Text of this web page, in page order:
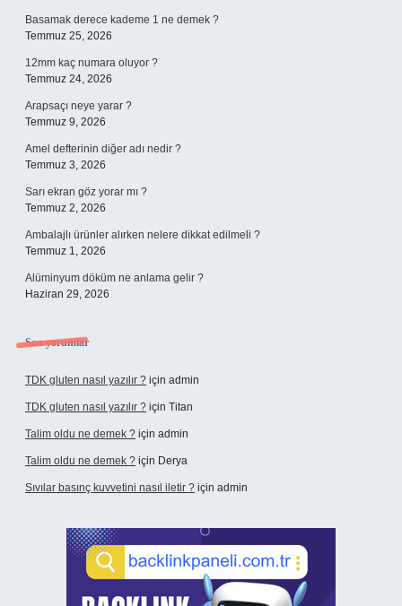
Basamak derece kademe 1 ne demek ?
Temmuz 25, 2026
12mm kaç numara oluyor ?
Temmuz 24, 2026
Arapsaçı neye yarar ?
Temmuz 9, 2026
Amel defterinin diğer adı nedir ?
Temmuz 3, 2026
Sarı ekran göz yorar mı ?
Temmuz 2, 2026
Ambalajlı ürünler alırken nelere dikkat edilmeli ?
Temmuz 1, 2026
Alüminyum döküm ne anlama gelir ?
Haziran 29, 2026
Son yorumlar
TDK gluten nasıl yazılır ? için admin
TDK gluten nasıl yazılır ? için Titan
Talim oldu ne demek ? için admin
Talim oldu ne demek ? için Derya
Sıvılar basınç kuvvetini nasıl iletir ? için admin